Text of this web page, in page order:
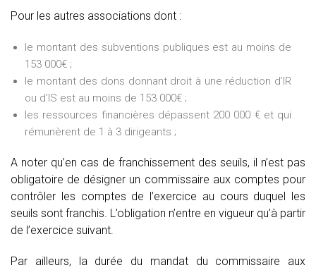
Pour les autres associations dont :
le montant des subventions publiques est au moins de
153 000€ ;
le montant des dons donnant droit à une réduction d’IR
ou d’IS est au moins de 153 000€ ;
les ressources financières dépassent 200 000 € et qui
rémunèrent de 1 à 3 dirigeants ;
A noter qu’en cas de franchissement des seuils, il n’est pas
obligatoire de désigner un commissaire aux comptes pour
contrôler les comptes de l’exercice au cours duquel les
seuils sont franchis. L’obligation n’entre en vigueur qu’à partir
de l’exercice suivant.
Par ailleurs, la durée du mandat du commissaire aux